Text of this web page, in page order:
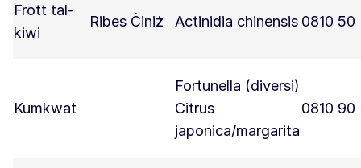
Frott tal-
kiwi
Ribes Ċiniż Actinidia chinensis 0810 50
Kumkwat
Fortunella (diversi)
Citrus
japonica/margarita
0810 90